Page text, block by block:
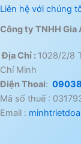
Liên hệ với chúng
Công ty TNHH Gia
Địa Chỉ : 1028/2/8
Chí Minh
Điện Thoai:
Mã số thuế :
Email :